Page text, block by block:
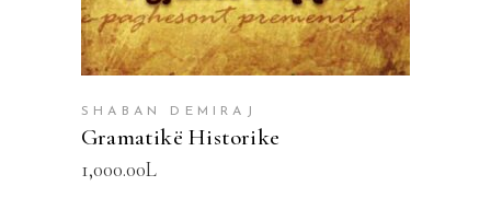
SHABAN DEMIRAJ
Gramatikë Historike
1,000.00L